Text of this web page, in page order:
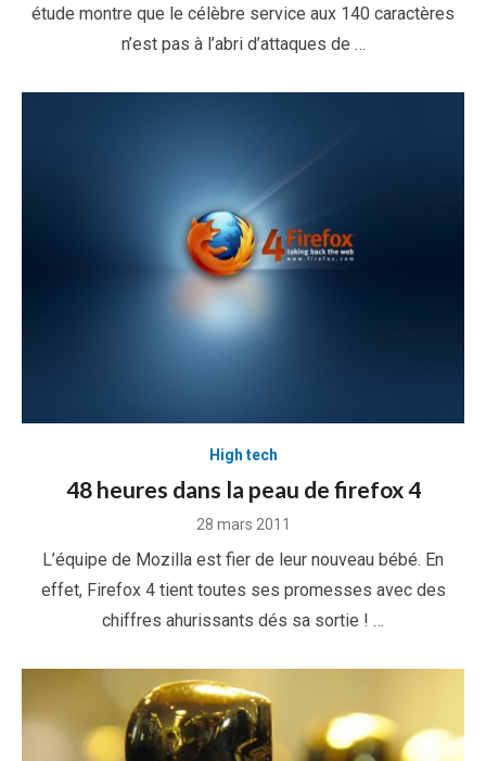
étude montre que le célèbre service aux 140 caractères
n’est pas à l’abri d’attaques de …
High tech
48 heures dans la peau de firefox 4
Posted
28 mars 2011
L’équipe de Mozilla est fier de leur nouveau bébé. En
effet, Firefox 4 tient toutes ses promesses avec des
chiffres ahurissants dés sa sortie ! …